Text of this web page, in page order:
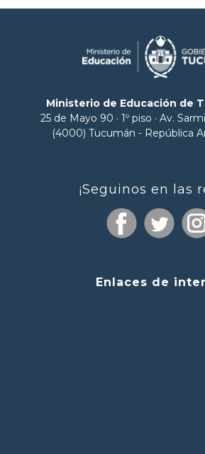
Ministerio de Educación de
25 de Mayo 90 · 1º piso · Av.
(4000) Tucumán - República
¡Seguinos en las
Enlaces de